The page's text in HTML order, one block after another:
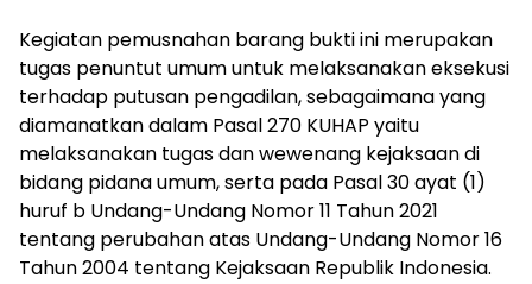
Kegiatan pemusnahan barang bukti ini merupakan
tugas penuntut umum untuk melaksanakan eksekusi
terhadap putusan pengadilan, sebagaimana yang
diamanatkan dalam Pasal 270 KUHAP yaitu
melaksanakan tugas dan wewenang kejaksaan di
bidang pidana umum, serta pada Pasal 30 ayat (1)
huruf b Undang-Undang Nomor 11 Tahun 2021
tentang perubahan atas Undang-Undang Nomor 16
Tahun 2004 tentang Kejaksaan Republik Indonesia.